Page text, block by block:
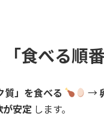
食べる順
質」を食べる →
が安定 します。